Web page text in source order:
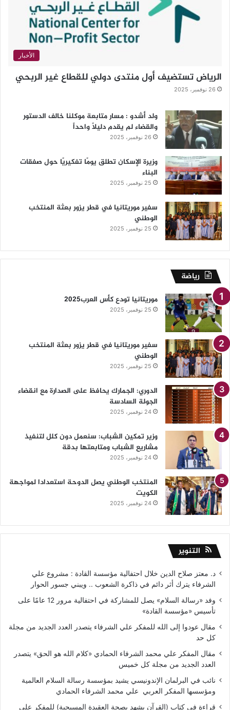
الأخبار
الرياض تستضيف أول منتدى دولي للقطاع غير الربحي
26 نوفمبر، 2025
ولد أشدو : مسار متابعة موكلنا خالف الدستور
والقضاء لم يقدم دليلاً واحداً
26 نوفمبر، 2025
وزيرة الإسكان تطلق يومًا تفكيريًا حول صفقات
البناء
25 نوفمبر، 2025
سفير موريتانيا في قطر يزور بعثة المنتخب
الوطني
25 نوفمبر، 2025
رياضة
موريتانيا تودع كأس العرب2025
25 نوفمبر، 2025
سفير موريتانيا في قطر يزور بعثة المنتخب
الوطني
25 نوفمبر، 2025
الدوري: الجمارك يحافظ على الصدارة مع انقضاء
الجولة السادسة
24 نوفمبر، 2025
وزير تمكين الشباب: سنعمل دون كلل لتنفيذ
مشاريع الشباب ومتابعتها بدقة
24 نوفمبر، 2025
المنتخب الوطني يصل الدوحة استعدادا لمواجهة
الكويت
24 نوفمبر، 2025
التنوير
د. معتز صلاح الدين خلال احتفالية مؤسسة القادة : مشروع علي
الشرفاء يترك أثر دائم في ذاكرة الشعوب .. ويبني جسور الحوار
وفد «رسالة السلام» يصل للمشاركة في احتفالية مرور 12 عامًا على
تأسيس «مؤسسة القادة»
مقال عودوا إلى الله للمفكر علي الشرفاء يتصدر العدد الجديد من مجلة
كل حد
مقال المفكر علي محمد الشرفاء الحمادي «كلام الله هو الحق» يتصدر
العدد الجديد من مجلة كل خميس
نائب في البرلمان الإندونيسي يشيد بمؤسسة رسالة السلام العالمية
ومؤسسها المفكر العربي علي محمد الشرفاء الحمادي
قراءة في كتاب (القرآن يشهد بصحة العقيدة المسيحية) للمفكر على